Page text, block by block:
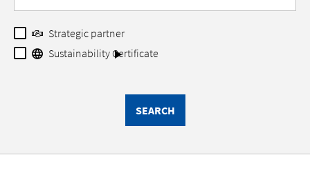
Strategic partner
Sustainability Certificate
SEARCH